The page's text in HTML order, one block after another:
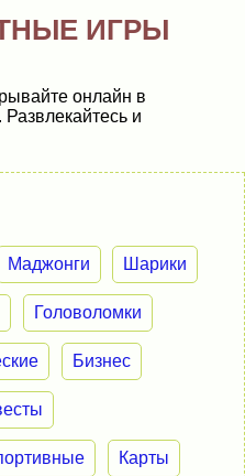
ИГРЫ
онлайн в
и
Маджонги Шарики
Головоломки
Бизнес
Карты